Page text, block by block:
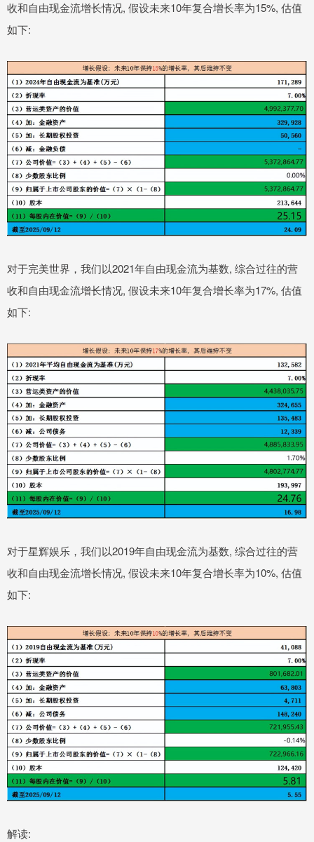
收和自由现金流增长情况, 假设未来10年复合增长率为15%, 估值
如下:
对于完美世界，我们以2021年自由现金流为基数, 综合过往的营
收和自由现金流增长情况, 假设未来10年复合增长率为17%, 估值
如下:
对于星辉娱乐，我们以2019年自由现金流为基数, 综合过往的营
收和自由现金流增长情况, 假设未来10年复合增长率为10%, 估值
如下:
解读: